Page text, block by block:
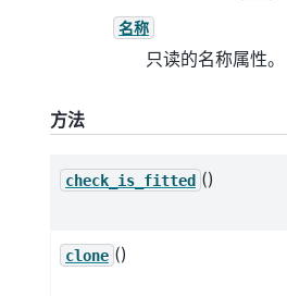
名称
只读的名称属性。
方法
check_is_fitted ()
clone ()